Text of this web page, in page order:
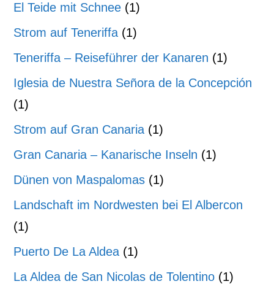
El Teide mit Schnee (1)
Strom auf Teneriffa (1)
Teneriffa – Reiseführer der Kanaren (1)
Iglesia de Nuestra Señora de la Concepción
(1)
Strom auf Gran Canaria (1)
Gran Canaria – Kanarische Inseln (1)
Dünen von Maspalomas (1)
Landschaft im Nordwesten bei El Albercon
(1)
Puerto De La Aldea (1)
La Aldea de San Nicolas de Tolentino (1)